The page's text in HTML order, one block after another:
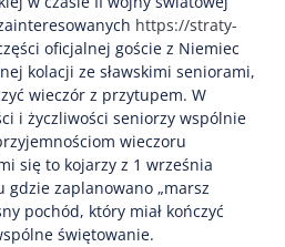
https://straty-
oficjalnej goście z Niemiec
kolacji ze sławskimi seniorami,
wieczór z przytupem. W
i życzliwości seniorzy wspólnie
wieczoru
się to kojarzy z 1 września
gdzie zaplanowano „marsz
pochód, który miał kończyć
świętowanie.